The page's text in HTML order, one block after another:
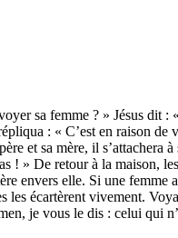
sa femme ? » Jésus dit :
: « C’est en raison de
et sa mère, il s’attachera
! » De retour à la maison,
envers elle. Si une femme
les écartèrent vivement.
je vous le dis : celui qui